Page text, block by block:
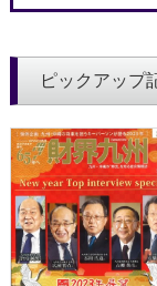
ピックアップ